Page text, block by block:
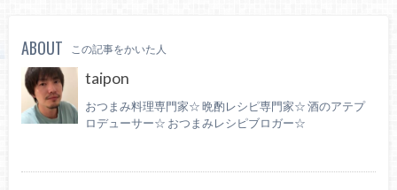
ABOUT この記事をかいた人
taipon
おつまみ料理専門家☆ 晩酌レシピ専門家☆ 酒のアテプ
ロデューサー☆ おつまみレシピブロガー☆